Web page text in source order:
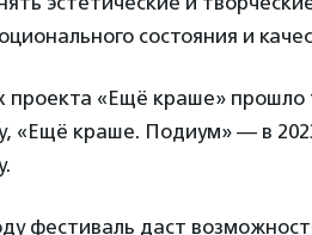
состояния и
проекта «Ещё краше»
«Ещё краше. Подиум» — в
фестиваль даст